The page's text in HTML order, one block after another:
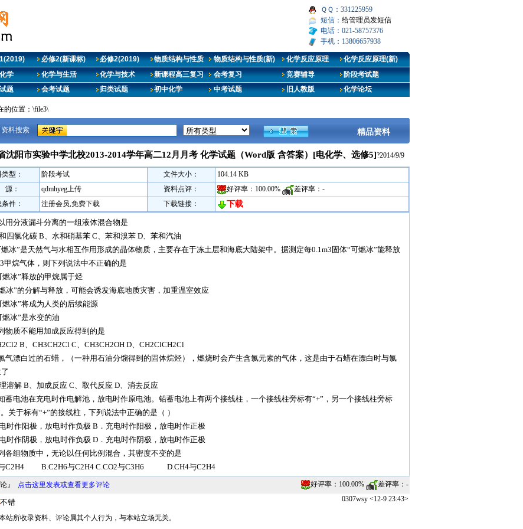
ＱＱ：331225959
短信： 给管理员发短信
电话：021-58757376
手机：13806657938
必修2(新课标) 必修2(2019) 物质结构与性质 物质结构与性质(新) 化学反应原理
化学反应原理(新)
学 化学与生活 化学与技术 新课程高三复习 会考复习 竞赛辅导
阶段考试题
题 会考试题 归类试题 初中化学 中考试题 旧人教版 化学论坛
的位置：\file3\
资料搜索 精品资料
沈阳市实验中学北校2013-2014学年高二12月月考 化学试题（Word版 含答案）[电化学、选修5]?2014/9/9
型： 阶段考试 文件大小：
104.14 KB
：
qdmhyeg上传 资料点评： 好评率： 100.00% 差评率： -
件：
注册会员,免费下载 下载链接： 下载
用分液漏斗分离的一组液体混合物是
四氯化碳 B、水和硝基苯 C、苯和溴苯 D、苯和汽油
燃冰”是天然气与水相互作用形成的晶体物质，主要存在于冻土层和海底大陆架中。据测定每0.1m3固体“可燃冰”能释放
甲烷气体，则下列说法中不正确的是
燃冰”释放的甲烷属于烃
冰”的分解与释放，可能会诱发海底地质灾害，加重温室效应
燃冰”将成为人类的后续能源
燃冰”是水变的油
物质不能用加成反应得到的是
B、CH3CH2Cl C、CH3CH2OH D、CH2ClCH2Cl
气漂白过的石蜡，（一种用石油分馏得到的固体烷烃），燃烧时会产生含氯元素的气体，这是由于石蜡在漂白时与氯
溶解 B、加成反应 C、取代反应 D、消去反应
蓄电池在充电时作电解池，放电时作原电池。铅蓄电池上有两个接线柱，一个接线柱旁标有“+”，另一个接线柱旁标
关于标有“+”的接线柱，下列说法中正确的是（ ）
时作阳极，放电时作负极 B．充电时作阳极，放电时作正极
时作阴极，放电时作负极 D．充电时作阴极，放电时作正极
各组物质中，无论以任何比例混合，其密度不变的是
C2H4 B.C2H6与C2H4 C.CO2与C3H6 D.CH4与C2H4
』 点击这里发表或查看更多评论 好评率： 100.00% 差评率： -
不错 0307wsy <12-9 23:43>
站所收录资料、评论属其个人行为，与本站立场无关。